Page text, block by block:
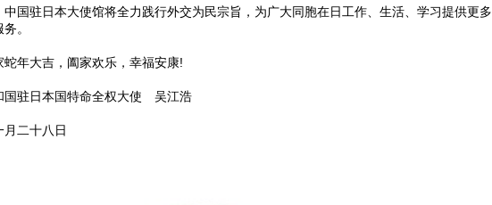
中国驻日本大使馆将全力践行外交为民宗旨，为广大同胞在日工作、生活、学习提供更多
。
蛇年大吉，阖家欢乐，幸福安康!
国驻日本国特命全权大使 吴江浩
月二十八日